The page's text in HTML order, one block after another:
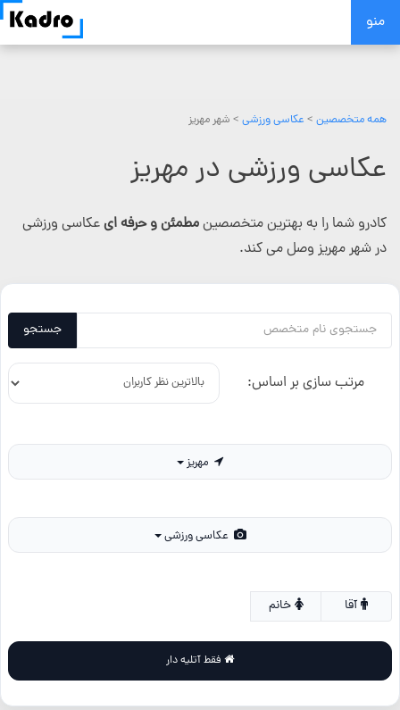
Skip
منو
همه متخصصین > عکاسی ورزشی > شهر مهریز
عکاسی ورزشی در مهریز
کادرو شما را به بهترین متخصصینمطمئن و حرفه ایعکاسی ورزشی
در شهر مهریز وصل می کند.
جستجو
مرتب سازی بر اساس:
خانم